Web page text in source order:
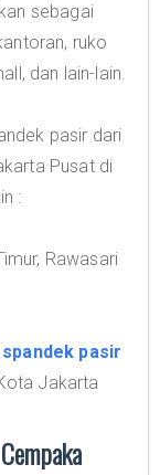
sebagai
ruko
dan lain-lain.
pasir dari
Pusat di
:
Rawasari
pasir
Jakarta